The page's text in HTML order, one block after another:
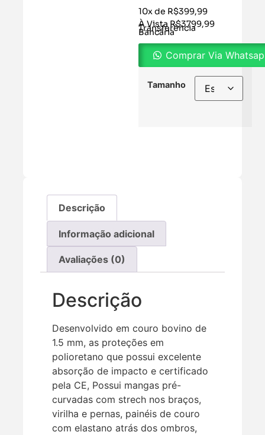
10x de R$399,99
À Vista R$3799,99
Transferência
Bancária
Comprar Via
Tamanho
Descrição
Informação adicional
Avaliações (0)
Descrição
Desenvolvido em couro bovino de
1.5 mm, as proteções em
polioretano que possui excelente
absorção de impacto e certificado
pela CE, Possui mangas pré-
curvadas com strech nos braços,
virilha e pernas, painéis de couro
com elastano atrás dos ombros,